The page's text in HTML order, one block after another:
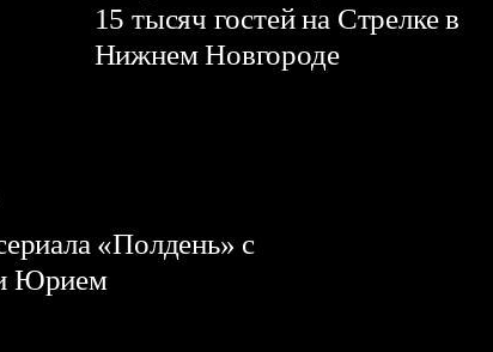
15 тысяч гостей на Стрелке в
Нижнем Новгороде
«Полдень» с
Юрием